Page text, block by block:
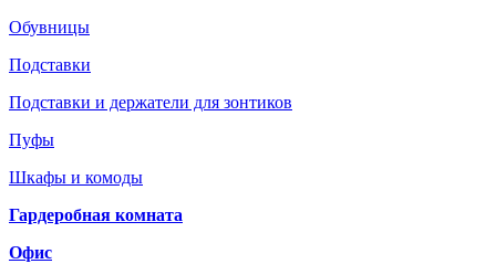
Обувницы
Подставки
Подставки и держатели для зонтиков
Пуфы
Шкафы и комоды
Гардеробная комната
Офис